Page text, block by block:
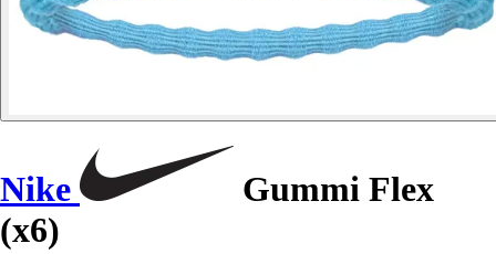
Nike
Gummi Flex
(x6)